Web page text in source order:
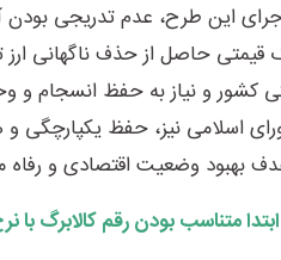
اجرای این طرح، عدم تدریجی
حاصل از حذف ناگهانی ارز
کشور و نیاز به حفظ انسجام
اسلامی نیز، حفظ یکپارچگی
بهبود وضعیت اقتصادی و
متناسب بودن رقم کالابرگ با